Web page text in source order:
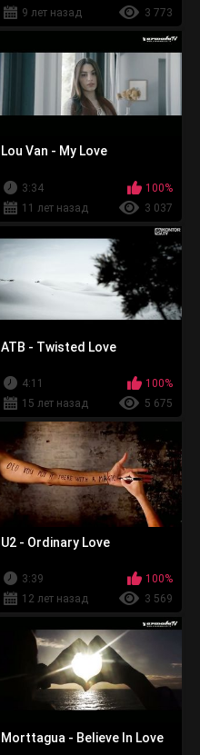
9 лет назад
3 773
Lou Van - My Love
3:34
100%
11 лет назад
3 037
ATB - Twisted Love
4:11
100%
15 лет назад
5 675
U2 - Ordinary Love
3:39
100%
12 лет назад
3 569
Morttagua - Believe In Love